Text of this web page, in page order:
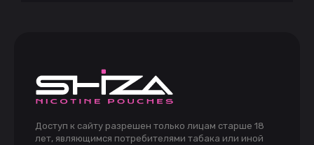
Доступ к сайту разрешен только лицам старше 18
лет, являющимся потребителями табака или иной